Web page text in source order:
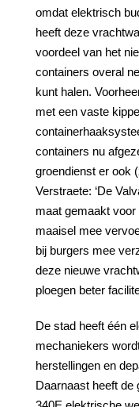
omdat elektrisch
heeft deze
voordeel van het
containers overal
kunt halen.
met een vaste
containers nu
groendienst er ook
Verstraete: ‘De
maat gemaakt
maaisel mee
bij burgers mee
deze nieuwe
ploegen beter
De stad heeft één
mechaniekers
herstellingen en
Daarnaast heeft de